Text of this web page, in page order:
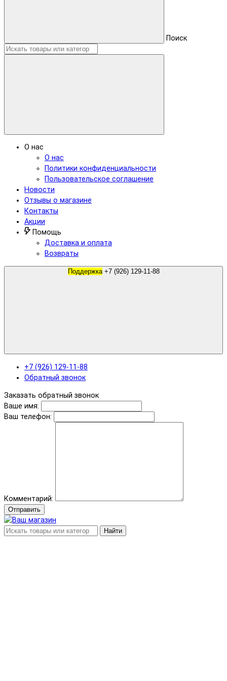
Поиск
О нас
О нас
Политики конфиденциальности
Пользовательское соглашение
Новости
Отзывы о магазине
Контакты
Акции
Помощь
Доставка и оплата
Возвраты
Поддержка +7 (926) 129-11-88
+7 (926) 129-11-88
Обратный звонок
Заказать обратный звонок
Ваше имя:
Ваш телефон:
Комментарий:
Отправить
Найти